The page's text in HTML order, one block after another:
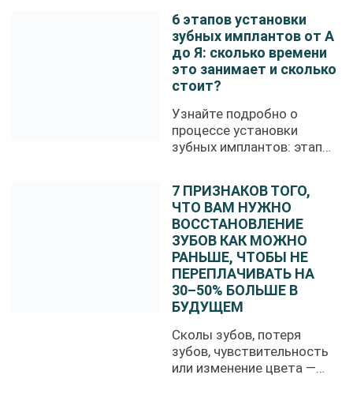
6 этапов установки
зубных имплантов от А
до Я: сколько времени
это занимает и сколько
стоит?
Узнайте подробно о
процессе установки
зубных имплантов: этапы
7 ПРИЗНАКОВ ТОГО,
ЧТО ВАМ НУЖНО
ВОССТАНОВЛЕНИЕ
ЗУБОВ КАК МОЖНО
РАНЬШЕ, ЧТОБЫ НЕ
ПЕРЕПЛАЧИВАТЬ НА
30–50% БОЛЬШЕ В
БУДУЩЕМ
Сколы зубов, потеря
зубов, чувствительность
или изменение цвета —